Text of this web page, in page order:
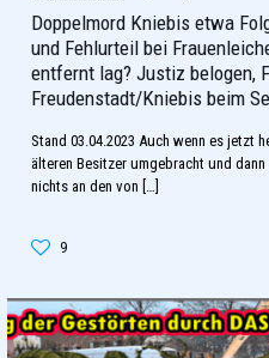
Doppelmord Kniebis etwa
und Fehlurteil bei
entfernt lag? Justiz belogen,
Freudenstadt/Kniebis beim
Stand 03.04.2023 Auch wenn es jetzt
älteren Besitzer umgebracht und
nichts an den von […]
9